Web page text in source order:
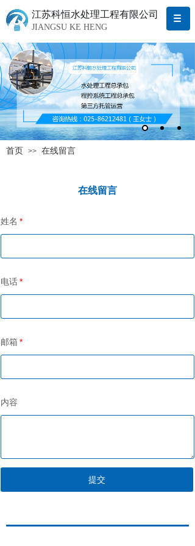
江苏科恒水处理工程有限公司
JIANGSU KE HENG
首页 >> 在线留言
在线留言
姓名 *
电话*
邮箱 *
内容
提交